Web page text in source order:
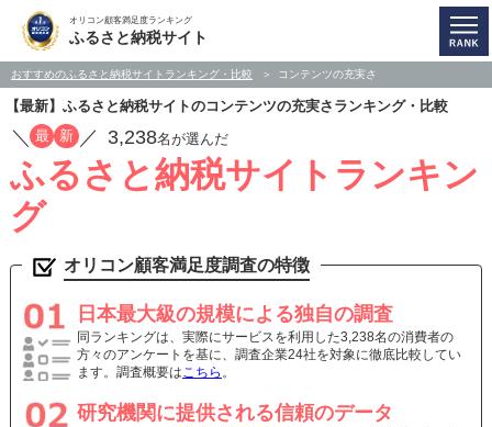
オリコン顧客満足度ランキング
ふるさと納税サイト
おすすめのふるさと納税サイトランキング・比較 コンテンツの充実さ
【最新】ふるさと納税サイトのコンテンツの充実さランキング・比較
／ 最 新 ／ 3,238名が選んだ
ふるさと納税サイトランキン
グ
オリコン顧客満足度調査の特徴
日本最大級の規模による独自の調査
同ランキングは、実際にサービスを利用した3,238名の消費者の
方々のアンケートを基に、調査企業24社を対象に徹底比較してい
ます。調査概要はこちら 。
研究機関に提供される信頼のデータ